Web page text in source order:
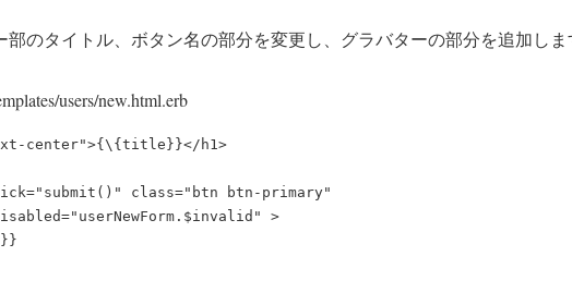
部のタイトル、ボタン名の部分を変更し、グラバターの部分を追加しま
users/new.html.erb
center">{\{title}}</h1>
class="btn btn-primary"
>